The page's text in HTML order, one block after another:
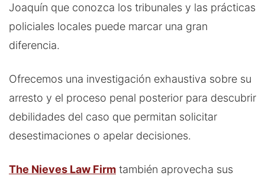
Joaquín que conozca los tribunales y las prácticas
policiales locales puede marcar una gran
diferencia.
Ofrecemos una investigación exhaustiva sobre su
arresto y el proceso penal posterior para descubrir
debilidades del caso que permitan solicitar
desestimaciones o apelar decisiones.
The Nieves Law Firm también aprovecha sus